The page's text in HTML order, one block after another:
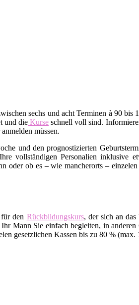
sechs und acht Terminen à 90 bis
und dieKurse schnell voll sind.
müssen.
und den prognostizierten
vollständigen Personalien inklusive
oder ob es – wie mancherorts –
den Rückbildungskurs, der sich an
Mann Sie einfach begleiten, in anderen
gesetzlichen Kassen bis zu 80 % (max.